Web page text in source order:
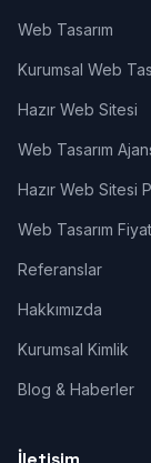
Web Tasarım
Kurumsal Web
Hazır Web Sitesi
Web Tasarım
Hazır Web Sitesi
Web Tasarım
Referanslar
Hakkımızda
Kurumsal Kimlik
Blog & Haberler